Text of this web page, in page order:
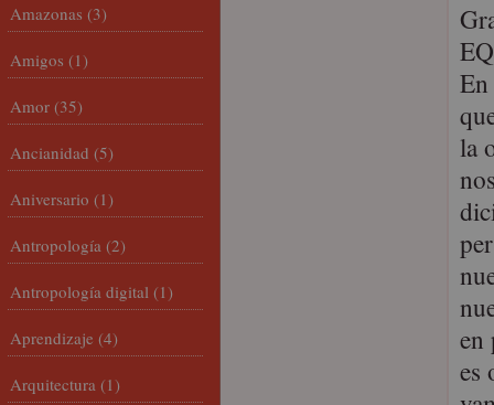
la
en
es
Amazonas (3)
Amigos (1)
Amor (35)
Ancianidad (5)
Aniversario (1)
Antropología (2)
Antropología digital (1)
Aprendizaje (4)
Arquitectura (1)